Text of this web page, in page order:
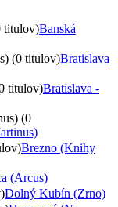
titulov)Banská
(0 titulov)Bratislava
titulov)Bratislava -
(0
Brezno (Knihy
(Arcus)
Dolný Kubín (Zrno)